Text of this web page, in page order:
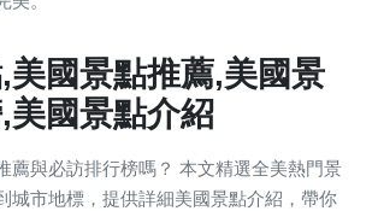
美國景點推薦,美國景
美國景點介紹
薦與必訪排行榜嗎？ 本文精選全美熱門景
城市地標，提供詳細美國景點介紹，帶你